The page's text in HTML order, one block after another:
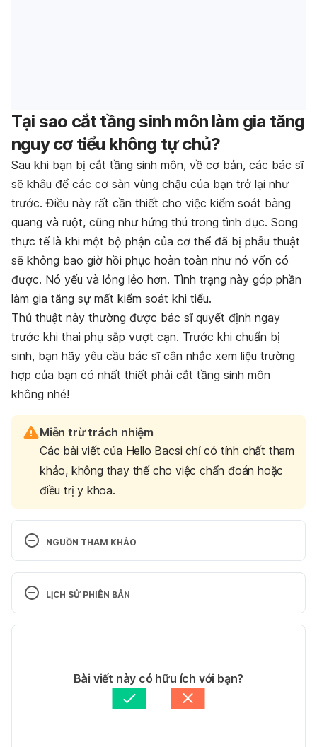
Tại sao cắt tầng sinh môn làm gia tăng
nguy cơ tiểu không tự chủ?
Sau khi bạn bị cắt tầng sinh môn, về cơ bản, các bác sĩ
sẽ khâu để các cơ sàn vùng chậu của bạn trở lại như
trước. Điều này rất cần thiết cho việc kiểm soát bàng
quang và ruột, cũng như hứng thú trong tình dục. Song
thực tế là khi một bộ phận của cơ thể đã bị phẫu thuật
sẽ không bao giờ hồi phục hoàn toàn như nó vốn có
được. Nó yếu và lỏng lẻo hơn. Tình trạng này góp phần
làm gia tăng sự mất kiểm soát khi tiểu.
Thủ thuật này thường được bác sĩ quyết định ngay
trước khi thai phụ sắp vượt cạn. Trước khi chuẩn bị
sinh, bạn hãy yêu cầu bác sĩ cân nhắc xem liệu trường
hợp của bạn có nhất thiết phải cắt tầng sinh môn
không nhé!
Miễn trừ trách nhiệm
Các bài viết của Hello Bacsi chỉ có tính chất tham
khảo, không thay thế cho việc chẩn đoán hoặc
điều trị y khoa.
NGUỒN THAM KHẢO
Avoiding Tears and Episiotomies.
http://notjustskin.org/node/12. Ngày truy cập
06/06/2017.
episiotomies. Ngày truy cập 06/06/2017.
LỊCH SỬ PHIÊN BẢN
Tác giả: Mỹ Hằng
Tham vấn y khoa: Bác sĩ Lê Thị Mỹ Duyên
Lan Quan
Bài viết này có hữu ích với bạn?